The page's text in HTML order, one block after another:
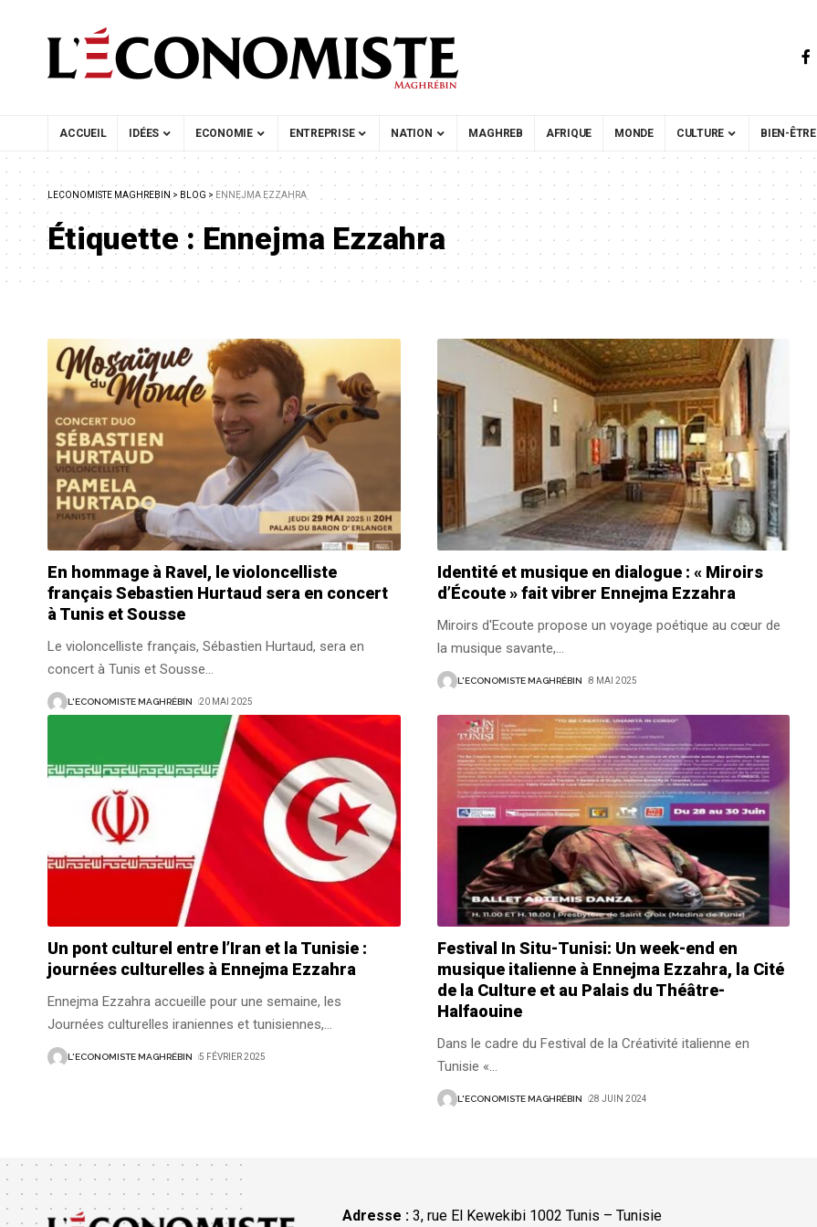
ACCUEIL IDÉES ECONOMIE ENTREPRISE NATION MAGHREB AFRIQUE MONDE CULTURE BIEN-ÊTRE
LECONOMISTE MAGHREBIN > BLOG > ENNEJMA EZZAHRA
Étiquette :Ennejma Ezzahra
En hommage à Ravel, le violoncelliste
français Sebastien Hurtaud sera en concert
à Tunis et Sousse
Le violoncelliste français, Sébastien Hurtaud, sera en
concert à Tunis et Sousse…
L'ECONOMISTE MAGHRÉBIN 20 MAI 2025
Identité et musique en dialogue : « Miroirs
d’Écoute » fait vibrer Ennejma Ezzahra
Miroirs d'Ecoute propose un voyage poétique au cœur de
la musique savante,…
L'ECONOMISTE MAGHRÉBIN 8 MAI 2025
Un pont culturel entre l’Iran et la Tunisie :
journées culturelles à Ennejma Ezzahra
Ennejma Ezzahra accueille pour une semaine, les
Journées culturelles iraniennes et tunisiennes,…
L'ECONOMISTE MAGHRÉBIN 5 FÉVRIER 2025
Festival In Situ-Tunisi: Un week-end en
musique italienne à Ennejma Ezzahra, la Cité
de la Culture et au Palais du Théâtre-
Halfaouine
Dans le cadre du Festival de la Créativité italienne en
Tunisie «…
L'ECONOMISTE MAGHRÉBIN 28 JUIN 2024
Adresse : 3, rue El Kewekibi 1002 Tunis – Tunisie